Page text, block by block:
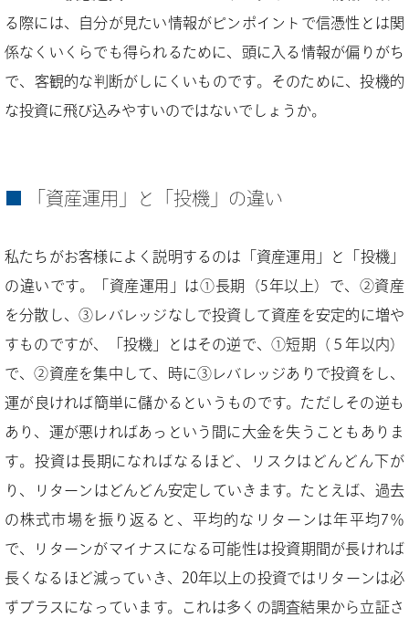
る際には、自分が見たい情報がピンポイントで信憑性とは関
係なくいくらでも得られるために、頭に入る情報が偏りがち
で、客観的な判断がしにくいものです。そのために、投機的
な投資に飛び込みやすいのではないでしょうか。
「資産運用」と「投機」の違い
私たちがお客様によく説明するのは「資産運用」と「投機」
の違いです。「資産運用」は①長期（5年以上）で、②資産
を分散し、③レバレッジなしで投資して資産を安定的に増や
すものですが、「投機」とはその逆で、①短期（５年以内）
で、②資産を集中して、時に③レバレッジありで投資をし、
運が良ければ簡単に儲かるというものです。ただしその逆も
あり、運が悪ければあっという間に大金を失うこともありま
す。投資は長期になればなるほど、リスクはどんどん下が
り、リターンはどんどん安定していきます。たとえば、過去
の株式市場を振り返ると、平均的なリターンは年平均7％
で、リターンがマイナスになる可能性は投資期間が長ければ
長くなるほど減っていき、20年以上の投資ではリターンは必
ずプラスになっています。これは多くの調査結果から立証さ